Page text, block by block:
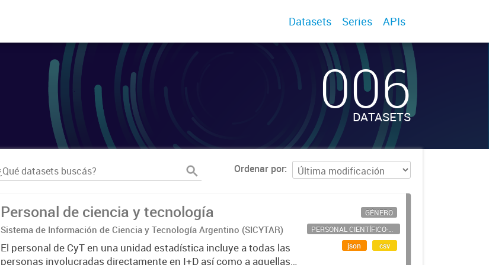
Datasets Series APIs
006
DATASETS
Ordenar por
Personal de ciencia y tecnología
Sistema de Información de Ciencia y Tecnología Argentino (SICYTAR)
El personal de CyT en una unidad estadística incluye a todas las
personas involucradas directamente en I+D así como a aquellas
GÉNERO
PERSONAL CIENTÍFICO-TECNOLÓGICO
json
csv